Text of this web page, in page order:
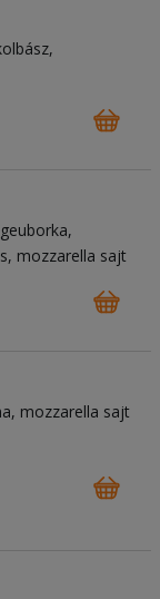
mozzarella sajt
mozzarella sajt